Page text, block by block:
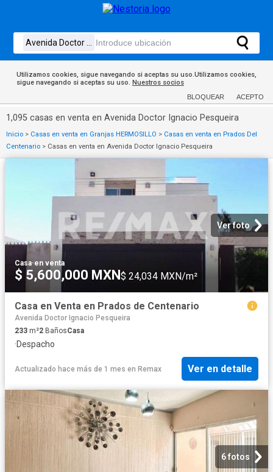
Utilizamos cookies, sigue navegando si aceptas su uso.Utilizamos cookies,
sigue navegando si aceptas su uso. Nuestros socios
BLOQUEAR ACEPTO
1,095 casas en venta en Avenida Doctor Ignacio Pesqueira
Inicio > Casas en venta en Granjas HERMOSILLO > Casas en venta en Prados Del
Centenario > Casas en venta en Avenida Doctor Ignacio Pesqueira
Ver foto
Casa·en venta
$ 5,600,000 MXN$ 24,034 MXN/m²
Casa en Venta en Prados de Centenario
Avenida Doctor Ignacio Pesqueira
233 m²2 BañosCasa
·Despacho
Actualizado hace más de 1 mes en Remax Ver en detalle
6 fotos